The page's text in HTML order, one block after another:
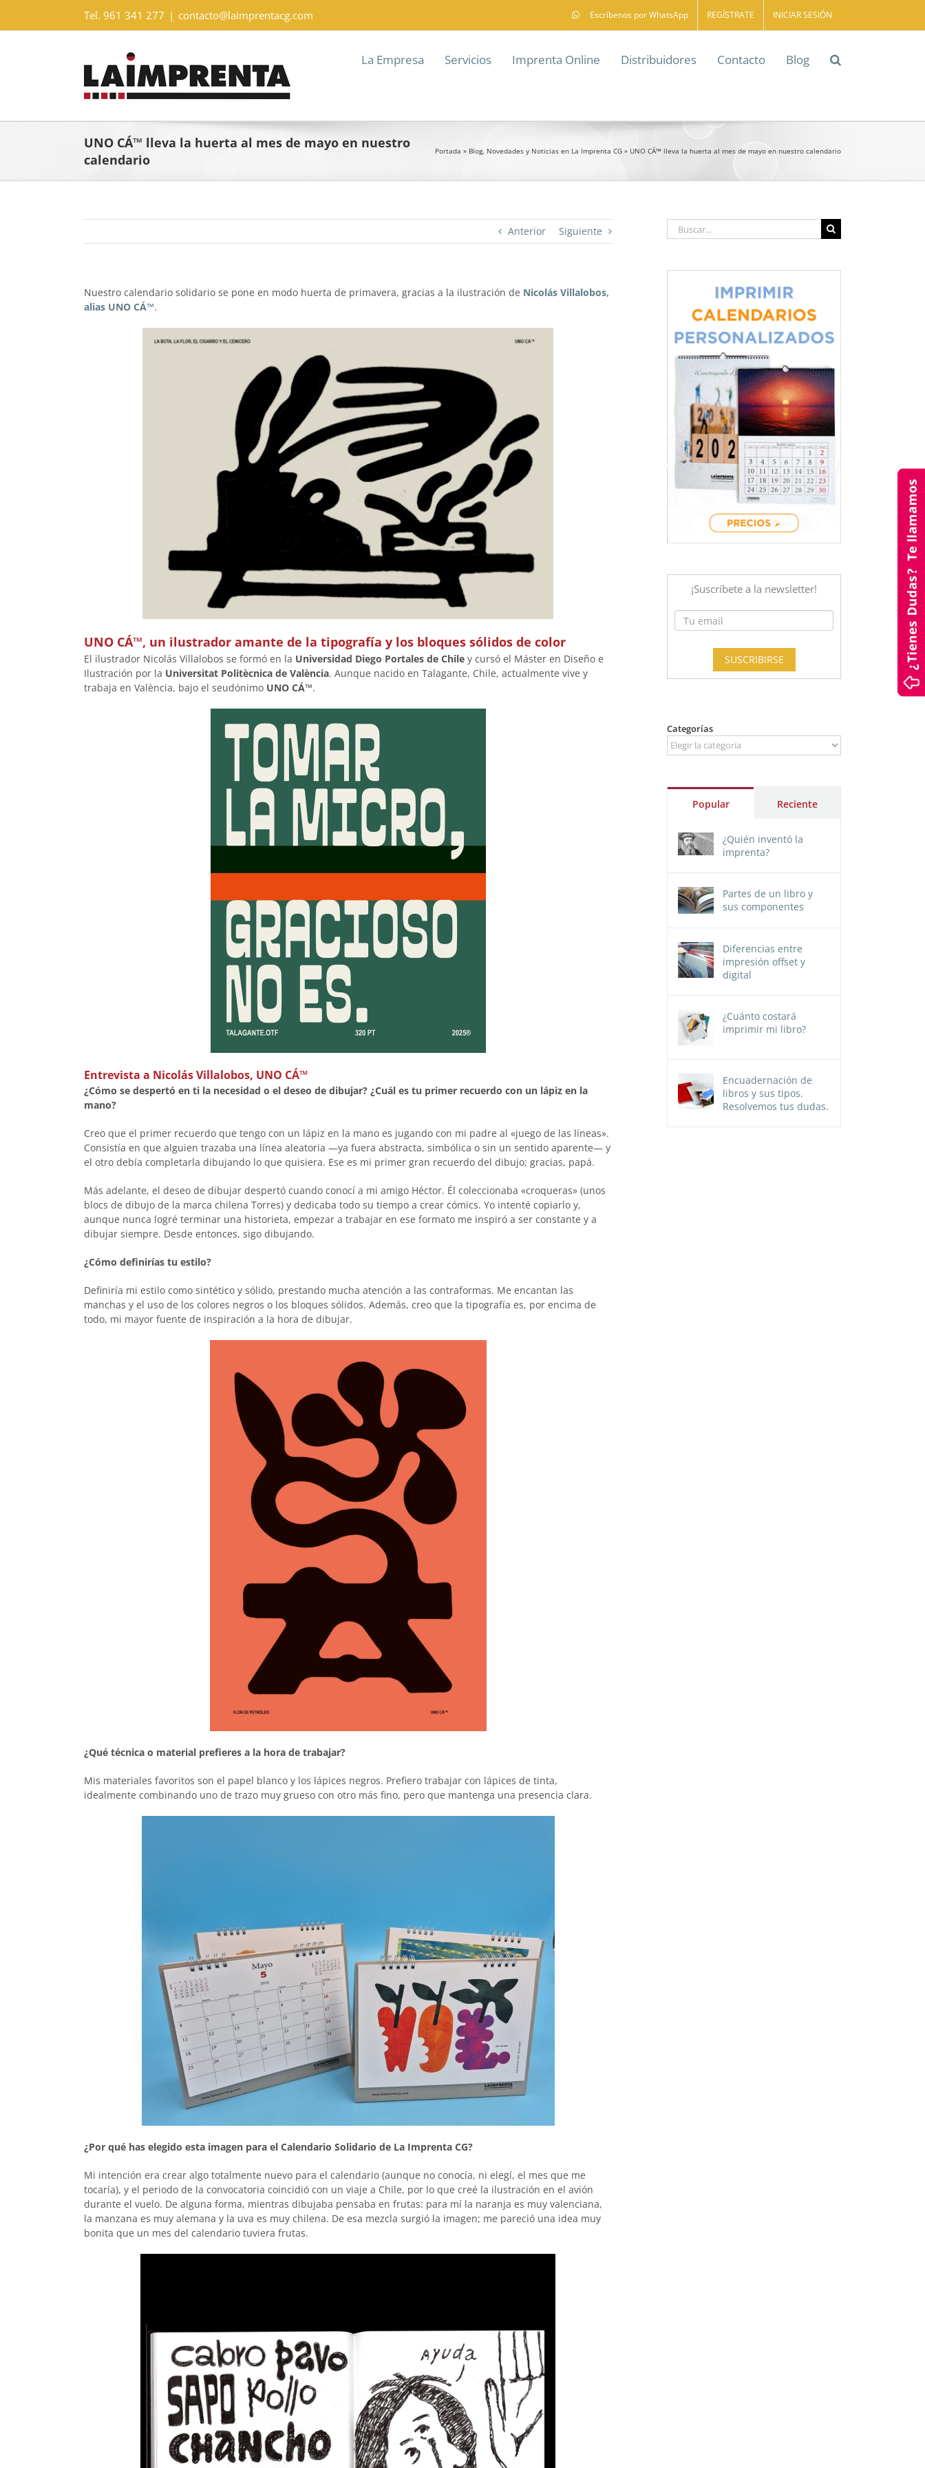
contenido
Tel. 961 341 277 | contacto@laimprentacg.com Escríbenos por WhatsApp REGÍSTRATE INICIAR SESIÓN
La Empresa Servicios Imprenta Online Distribuidores Contacto Blog
UNO CÁ™ lleva la huerta al mes de mayo en nuestro
calendario
Portada » Blog, Novedades y Noticias en La Imprenta CG » UNO CÁ™ lleva la huerta al mes de mayo en nuestro calendario
Anterior Siguiente
Nuestro calendario solidario se pone en modo huerta de primavera, gracias a la ilustración de Nicolás Villalobos,
alias UNO CÁ™.
UNO CÁ™, un ilustrador amante de la tipografía y los bloques sólidos de color
El ilustrador Nicolás Villalobos se formó en la Universidad Diego Portales de Chile y cursó el Máster en Diseño e
Ilustración por la Universitat Politècnica de València. Aunque nacido en Talagante, Chile, actualmente vive y
trabaja en València, bajo el seudónimo UNO CÁ™.
Entrevista a Nicolás Villalobos, UNO CÁ™
¿Cómo se despertó en ti la necesidad o el deseo de dibujar? ¿Cuál es tu primer recuerdo con un lápiz en la
mano?
Creo que el primer recuerdo que tengo con un lápiz en la mano es jugando con mi padre al «juego de las líneas».
Consistía en que alguien trazaba una línea aleatoria —ya fuera abstracta, simbólica o sin un sentido aparente— y
el otro debía completarla dibujando lo que quisiera. Ese es mi primer gran recuerdo del dibujo; gracias, papá.
Más adelante, el deseo de dibujar despertó cuando conocí a mi amigo Héctor. Él coleccionaba «croqueras» (unos
blocs de dibujo de la marca chilena Torres) y dedicaba todo su tiempo a crear cómics. Yo intenté copiarlo y,
aunque nunca logré terminar una historieta, empezar a trabajar en ese formato me inspiró a ser constante y a
dibujar siempre. Desde entonces, sigo dibujando.
¿Cómo definirías tu estilo?
Definiría mi estilo como sintético y sólido, prestando mucha atención a las contraformas. Me encantan las
manchas y el uso de los colores negros o los bloques sólidos. Además, creo que la tipografía es, por encima de
todo, mi mayor fuente de inspiración a la hora de dibujar.
¿Qué técnica o material prefieres a la hora de trabajar?
Mis materiales favoritos son el papel blanco y los lápices negros. Prefiero trabajar con lápices de tinta,
idealmente combinando uno de trazo muy grueso con otro más fino, pero que mantenga una presencia clara.
¿Por qué has elegido esta imagen para el Calendario Solidario de La Imprenta CG?
Mi intención era crear algo totalmente nuevo para el calendario (aunque no conocía, ni elegí, el mes que me
tocaría), y el periodo de la convocatoria coincidió con un viaje a Chile, por lo que creé la ilustración en el avión
durante el vuelo. De alguna forma, mientras dibujaba pensaba en frutas: para mí la naranja es muy valenciana,
la manzana es muy alemana y la uva es muy chilena. De esa mezcla surgió la imagen; me pareció una idea muy
bonita que un mes del calendario tuviera frutas.
Buscar:
Categorías
Categorías
Popular Reciente
¿Quién inventó la
imprenta?
Partes de un libro y
sus componentes
Diferencias entre
impresión offset y
digital
¿Cuánto costará
imprimir mi libro?
Encuadernación de
libros y sus tipos.
Resolvemos tus dudas.